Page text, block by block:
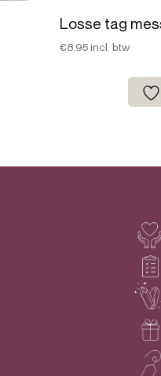
Losse tag
€8.95incl. btw